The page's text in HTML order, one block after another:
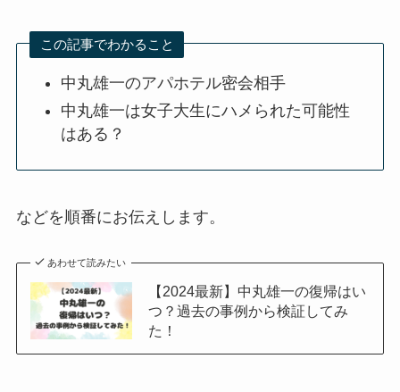
この記事でわかること
中丸雄一のアパホテル密会相手
中丸雄一は女子大生にハメられた可能性
はある？
などを順番にお伝えします。
あわせて読みたい
【2024最新】中丸雄一の復帰はい
つ？過去の事例から検証してみ
た！